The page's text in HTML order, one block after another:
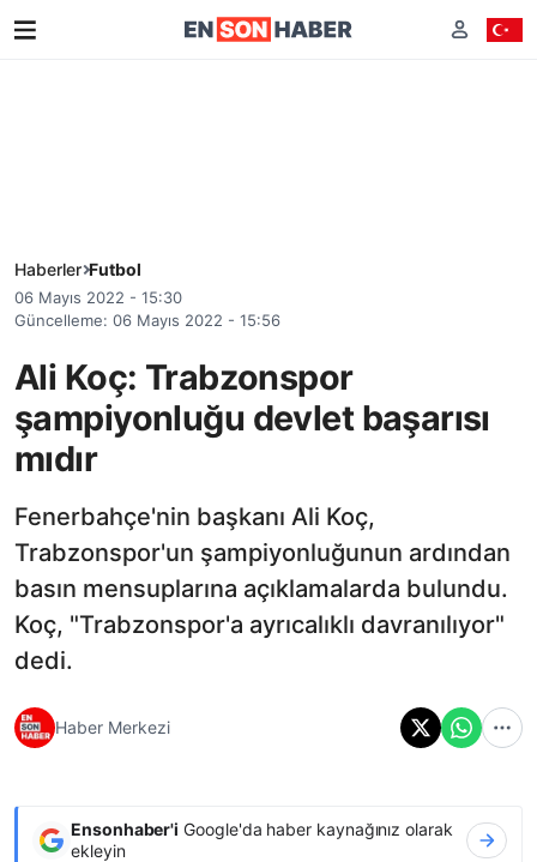
Haberler Futbol
06 Mayıs 2022 - 15:30
Güncelleme: 06 Mayıs 2022 - 15:56
Ali Koç: Trabzonspor
şampiyonluğu devlet başarısı
mıdır
Fenerbahçe'nin başkanı Ali Koç,
Trabzonspor'un şampiyonluğunun ardından
basın mensuplarına açıklamalarda bulundu.
Koç, "Trabzonspor'a ayrıcalıklı davranılıyor"
dedi.
Haber Merkezi
Ensonhaber'i Google'da haber kaynağınız olarak
ekleyin